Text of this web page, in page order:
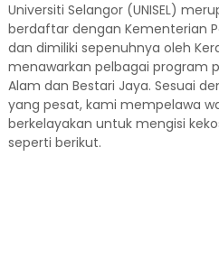
Universiti Selangor (UNISEL)
berdaftar dengan Kementerian
dan dimiliki sepenuhnya oleh
menawarkan pelbagai program
Alam dan Bestari Jaya. Sesuai
yang pesat, kami mempelawa
berkelayakan untuk mengisi
seperti berikut.